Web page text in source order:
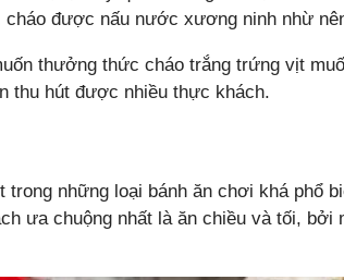
cháo được nấu nước xương ninh nhừ
thưởng thức cháo trắng trứng vịt
thu hút được nhiều thực khách.
trong những loại bánh ăn chơi khá phổ
ưa chuộng nhất là ăn chiều và tối, bởi